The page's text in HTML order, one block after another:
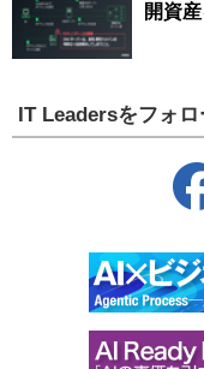
開資
IT Leadersをフォロ